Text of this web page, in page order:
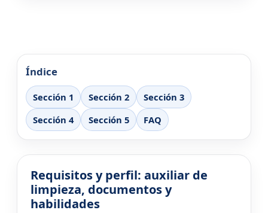
Índice
Sección 1 Sección 2
Sección 3
Sección 4
Sección 5 FAQ
Requisitos y perfil: auxiliar de
limpieza, documentos y
habilidades